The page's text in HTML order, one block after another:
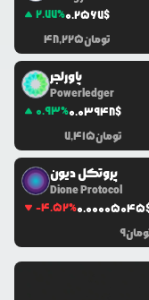
2.77%0.2567$
48,225تومان
پاورلجر
Powerledger
0.93%0.03948$
7,415تومان
پروتکل دیون
Dione Protocol
-4.52%0.00005045
9